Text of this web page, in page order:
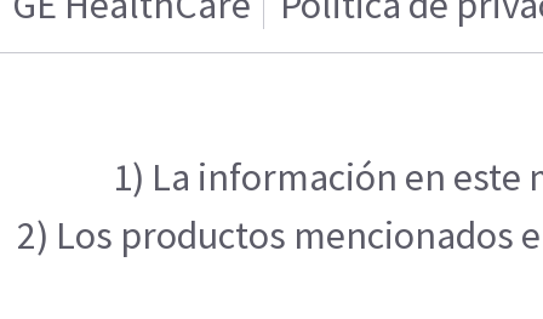
1) La información en
2) Los productos mencionados